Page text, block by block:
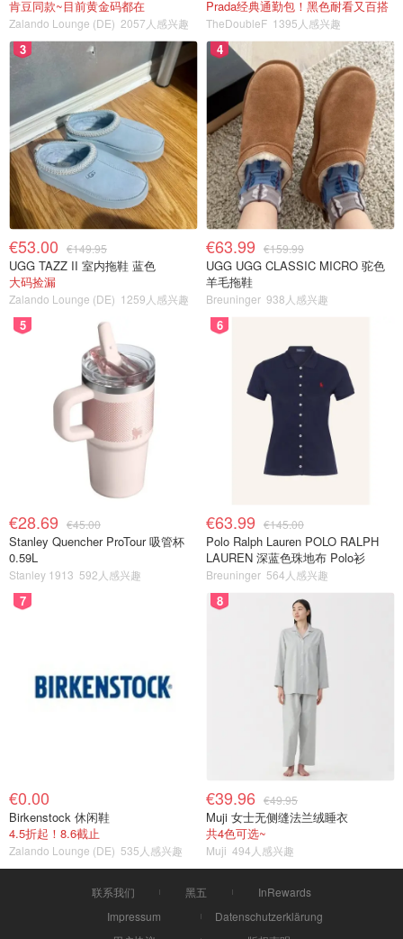
肯豆同款~目前黄金码都在
Zalando Lounge (DE) 2057人感兴趣
Prada经典通勤包！黑色耐看又百搭
TheDoubleF 1395人感兴趣
3
€53.00 €149.95
UGG TAZZ II 室内拖鞋 蓝色
大码捡漏
Zalando Lounge (DE) 1259人感兴趣
4
€63.99 €159.99
UGG UGG CLASSIC MICRO 驼色
羊毛拖鞋
Breuninger 938人感兴趣
5
€28.69 €45.00
Stanley Quencher ProTour 吸管杯
0.59L
Stanley 1913 592人感兴趣
6
€63.99 €145.00
Polo Ralph Lauren POLO RALPH
LAUREN 深蓝色珠地布 Polo衫
Breuninger 564人感兴趣
7
€0.00
Birkenstock 休闲鞋
4.5折起！8.6截止
Zalando Lounge (DE) 535人感兴趣
8
€39.96 €49.95
Muji 女士无侧缝法兰绒睡衣
共4色可选~
Muji 494人感兴趣
联系我们 黑五
InRewards
Impressum
Datenschutzerklärung